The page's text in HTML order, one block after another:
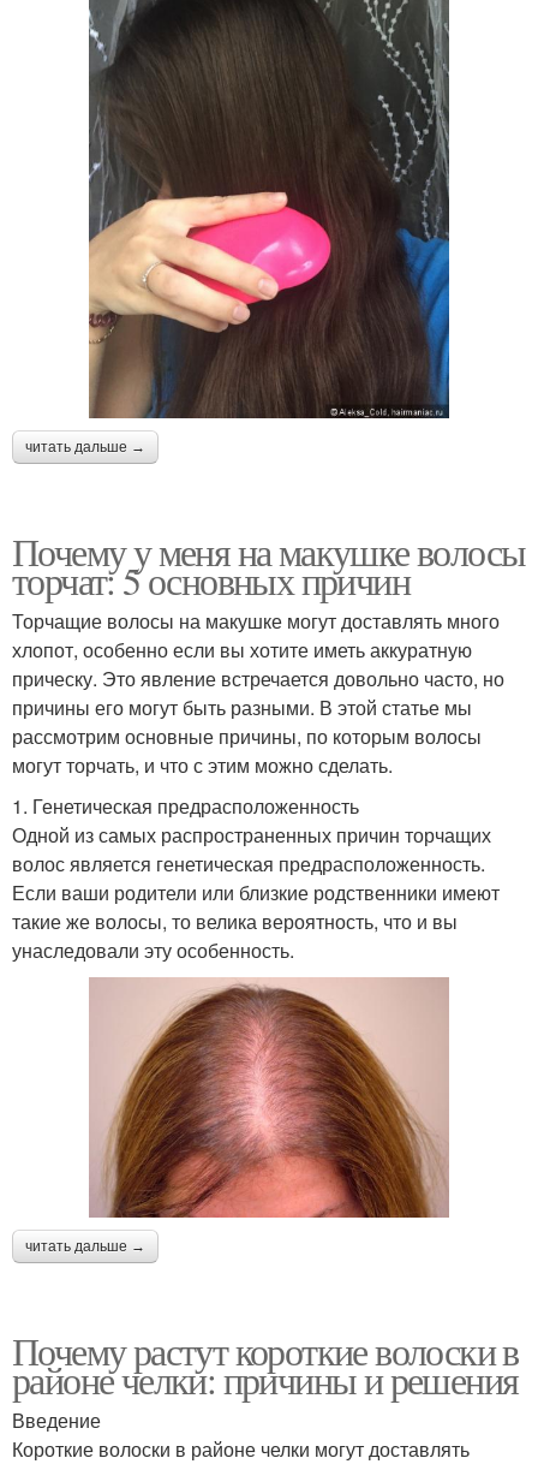
читать дальше →
Почему у меня на макушке волосы
торчат: 5 основных причин
Торчащие волосы на макушке могут доставлять много
хлопот, особенно если вы хотите иметь аккуратную
прическу. Это явление встречается довольно часто, но
причины его могут быть разными. В этой статье мы
рассмотрим основные причины, по которым волосы
могут торчать, и что с этим можно сделать.
1. Генетическая предрасположенность
Одной из самых распространенных причин торчащих
волос является генетическая предрасположенность.
Если ваши родители или близкие родственники имеют
такие же волосы, то велика вероятность, что и вы
унаследовали эту особенность.
читать дальше →
Почему растут короткие волоски в
районе челки: причины и решения
Введение
Короткие волоски в районе челки могут доставлять